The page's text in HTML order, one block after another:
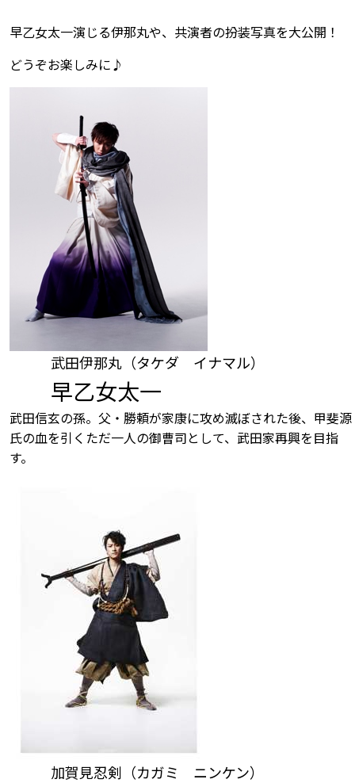
早乙女太一演じる伊那丸や、共演者の扮装写真を大公開！
どうぞお楽しみに♪
武田伊那丸（タケダ イナマル）
早乙女太一
武田信玄の孫。父・勝頼が家康に攻め滅ぼされた後、甲斐源
氏の血を引くただ一人の御曹司として、武田家再興を目指
す。
加賀見忍剣（カガミ ニンケン）